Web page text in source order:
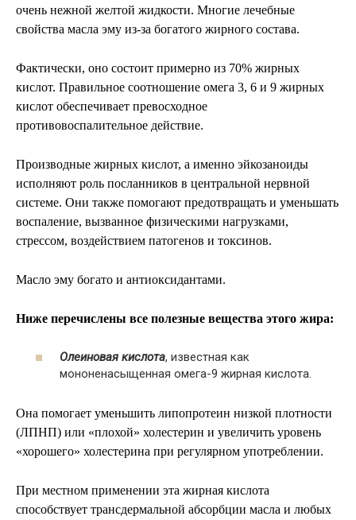
очень нежной желтой жидкости. Многие лечебные
свойства масла эму из-за богатого жирного состава.
Фактически, оно состоит примерно из 70% жирных
кислот. Правильное соотношение омега 3, 6 и 9 жирных
кислот обеспечивает превосходное
противовоспалительное действие.
Производные жирных кислот, а именно эйкозаноиды
исполняют роль посланников в центральной нервной
системе. Они также помогают предотвращать и уменьшать
воспаление, вызванное физическими нагрузками,
стрессом, воздействием патогенов и токсинов.
Масло эму богато и антиоксидантами.
Ниже перечислены все полезные вещества этого жира:
Олеиновая кислота, известная как
мононенасыщенная омега-9 жирная кислота.
Она помогает уменьшить липопротеин низкой плотности
(ЛПНП) или «плохой» холестерин и увеличить уровень
«хорошего» холестерина при регулярном употреблении.
При местном применении эта жирная кислота
способствует трансдермальной абсорбции масла и любых